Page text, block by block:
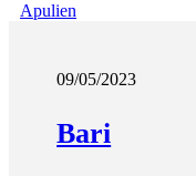
Apulien
09/05/2023
Bari